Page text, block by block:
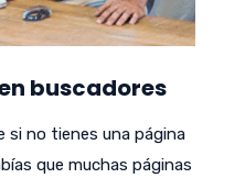
buscadores
si no tienes una página
que muchas páginas